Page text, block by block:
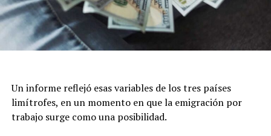
Un informe reflejó esas variables de los tres países
limítrofes, en un momento en que la emigración por
trabajo surge como una posibilidad.